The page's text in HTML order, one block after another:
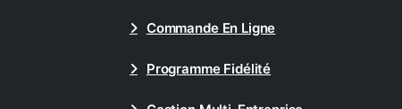
Commande En Ligne
Programme Fidélité